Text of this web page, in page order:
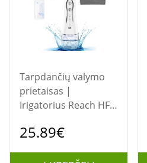
Tarpdančių valymo
prietaisas |
Irigatorius Reach HF-6
25.89€